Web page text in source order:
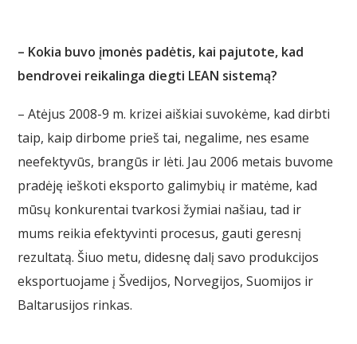
– Kokia buvo įmonės padėtis, kai pajutote, kad
bendrovei reikalinga diegti LEAN sistemą?
– Atėjus 2008-9 m. krizei aiškiai suvokėme, kad dirbti
taip, kaip dirbome prieš tai, negalime, nes esame
neefektyvūs, brangūs ir lėti. Jau 2006 metais buvome
pradėję ieškoti eksporto galimybių ir matėme, kad
mūsų konkurentai tvarkosi žymiai našiau, tad ir
mums reikia efektyvinti procesus, gauti geresnį
rezultatą. Šiuo metu, didesnę dalį savo produkcijos
eksportuojame į Švedijos, Norvegijos, Suomijos ir
Baltarusijos rinkas.